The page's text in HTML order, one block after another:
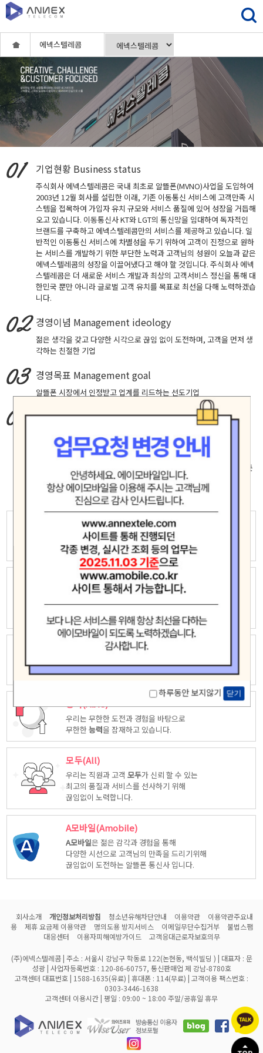
에넥스텔레콤
하루동안 보지않기 닫기
기업현황 Business status
주식회사 에넥스텔레콤은 국내 최초로 알뜰폰(MVNO)사업을 도입하여
2003년 12월 회사를 설립한 이래, 기존 이동통신 서비스에 고객만족 시
스템을 접목하여 가입자 유치 규모와 서비스 품질에 있어 성장을 거듭해
오고 있습니다. 이동통신사 KT와 LGT의 통신망을 임대하여 독자적인
브랜드를 구축하고 에넥스텔레콤만의 서비스를 제공하고 있습니다. 일
반적인 이동통신 서비스에 차별성을 두기 위하여 고객이 진정으로 원하
는 서비스를 개발하기 위한 부단한 노력과 고객님의 성원이 오늘과 같은
에넥스텔레콤의 성장을 이끌어냈다고 해야 할 것입니다. 주식회사 에넥
스텔레콤은 더 새로운 서비스 개발과 최상의 고객서비스 정신을 통해 대
한민국 뿐만 아니라 글로벌 고객 유치를 목표로 최선을 다해 노력하겠습
니다.
경영이념 Management ideology
젊은 생각을 갖고 다양한 시각으로 끊임 없이 도전하며, 고객을 먼저 생
각하는 친절한 기업
경영목표 Management goal
알뜰폰 시장에서 인정받고 업계를 리드하는 선도기업
핵심가치Core Values
창의적 도전, 실패에 안주하지 않고 성공을 확신하는 자세로 최고에 도
전합니다.
고객중심, 고객의 입장에서 생각하고 배려하며 진심으로 소통합니다.
책임과 헌신, 신뢰 존중 배려가 깃든 마음으로 직원 제휴사 고객등 모든
인연을 소중히 여기며 공정하고 바르게 행동합니다.
모험(Adventure)
우리는 자유롭고 창의적인 상상력으로
새로운 가치창조에 끊임없이 도전하고모험
놀라운(Amazing)
우리는 고객중심 능력은 고객을 위해 다양한
시각에서 만들어진놀라운상품을
제공합니다.
노력하겠습니다.
능력(Able)
우리는 무한한 도전과 경험을 바탕으로
무한한능력을 잠재하고 있습니다.
모두(All)
우리는 직원과 고객모두가 신뢰 할 수 있는
최고의 품질과 서비스를 선사하기 위해
끊임없이 노력합니다.
A모바일(Amobile)
A모바일은 젊은 감각과 경험을 통해
다양한 시선으로 고객님의 만족을 드리기위해
끊임없이 도전하는 알뜰폰 통신사 입니다.
회사소개 개인정보처리방침 청소년유해차단안내 이용약관
이용약관주요내
용
제휴 요금제 이용약관 명의도용 방지서비스 이메일무단수집거부
불법스팸
대응센터
이용자피해예방가이드 고객응대근로자보호의무
(주)에넥스텔레콤 | 주소 : 서울시 강남구 학동로 122(논현동, 백석빌딩 ) | 대표자 : 문
성광 | 사업자등록번호 : 120-86-60757, 통신판매업 제 강남-8780호
고객센터 대표번호 | 1588-1635(유료) | 휴대폰 : 114(무료) | 고객이용 팩스번호 :
0303-3446-1638
고객센터 이용시간 | 평일 : 09:00 ~ 18:00 주말/공휴일 휴무